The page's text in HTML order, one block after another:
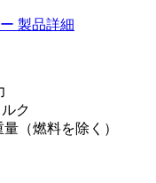
製品詳細
ク
（燃料を除く）